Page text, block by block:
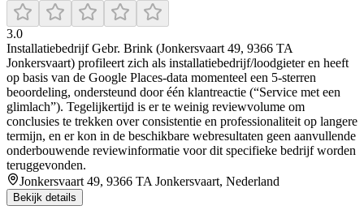
3.0
Installatiebedrijf Gebr. Brink (Jonkersvaart 49, 9366 TA
Jonkersvaart) profileert zich als installatiebedrijf/loodgieter en heeft
op basis van de Google Places-data momenteel een 5-sterren
beoordeling, ondersteund door één klantreactie (“Service met een
glimlach”). Tegelijkertijd is er te weinig reviewvolume om
conclusies te trekken over consistentie en professionaliteit op langere
termijn, en er kon in de beschikbare webresultaten geen aanvullende
onderbouwende reviewinformatie voor dit specifieke bedrijf worden
teruggevonden.
Jonkersvaart 49, 9366 TA Jonkersvaart, Nederland
Bekijk details